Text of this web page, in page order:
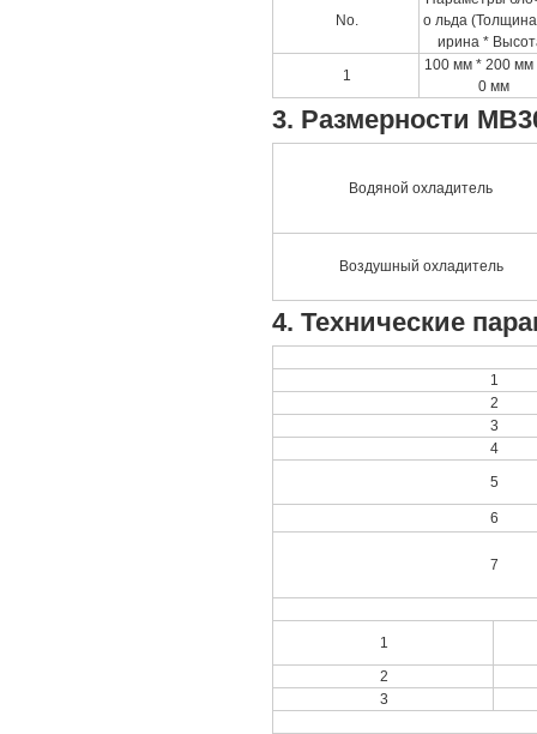
No.
о льда
ирина *
1
100 мм * 200 мм
0 мм
3. Размерности
Водяной охладитель
Воздушный охладитель
4. Технические
1
2
3
4
5
6
7
1
2
3